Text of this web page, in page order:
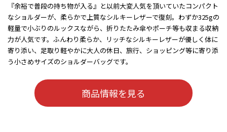
『余裕で普段の持ち物が入る』と以前大変人気を頂いていたコンパクト
なショルダーが、柔らかで上質なシルキーレザーで復刻。わずか325gの
軽量で小ぶりのルックスながら、折りたたみ傘やポーチ等も収まる収納
力が人気です。ふんわり柔らか、リッチなシルキーレザーが優しく体に
寄り添い、足取り軽やかに大人の休日、旅行、ショッピング等に寄り添
う小さめサイズのショルダーバッグです。
商品情報を見る